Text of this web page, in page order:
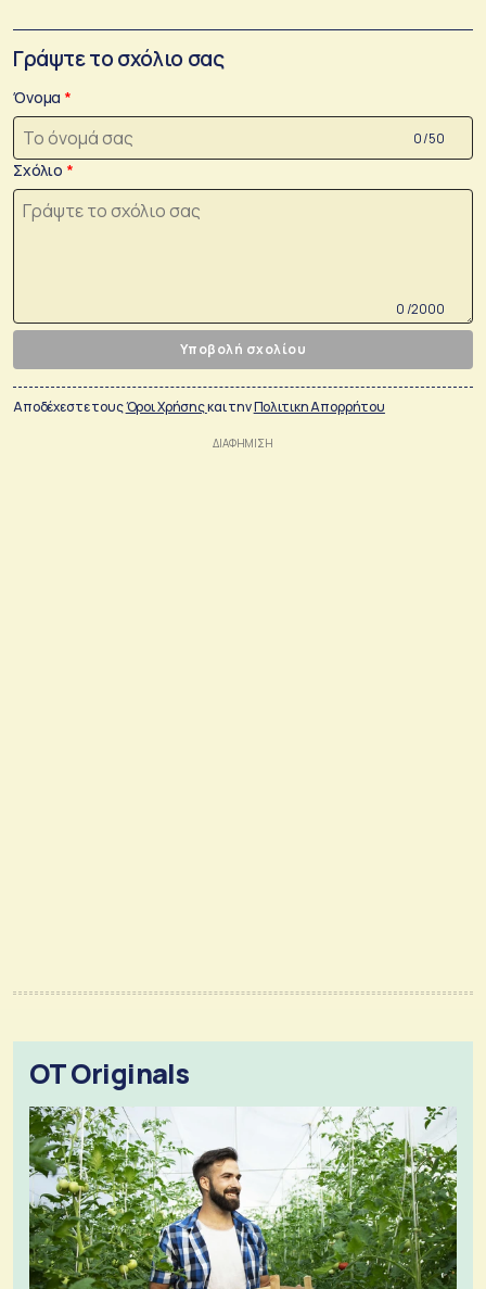
Γράψτε το σχόλιο σας
Όνομα
0 /50
Σχόλιο
0 /2000
Υποβολή σχολίου
Αποδέχεστε τουςΌροι Χρήσηςκαι τηνΠολιτικη Απορρήτου
OT Originals